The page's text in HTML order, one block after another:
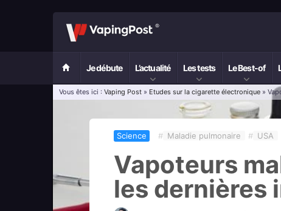
Je débute L’actualité Les tests Le Best-of
Vous êtes ici : Vaping Post » Etudes sur la cigarette électronique »
Science # Maladie pulmonaire # USA
Vapoteurs
les dernières